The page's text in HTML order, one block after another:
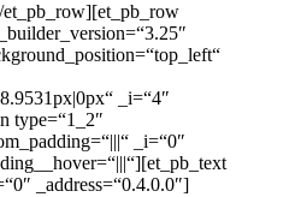
_i=“4″
type=“1_2″
_i=“0″
_address=“0.4.0.0″]